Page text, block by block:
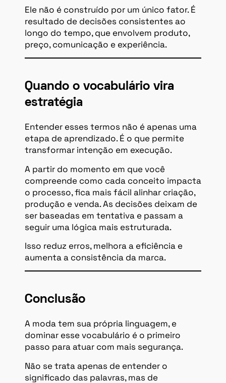
Ele não é construído por um único fator. É
resultado de decisões consistentes ao
longo do tempo, que envolvem produto,
preço, comunicação e experiência.
Quando o vocabulário vira
estratégia
Entender esses termos não é apenas uma
etapa de aprendizado. É o que permite
transformar intenção em execução.
A partir do momento em que você
compreende como cada conceito impacta
o processo, fica mais fácil alinhar criação,
produção e venda. As decisões deixam de
ser baseadas em tentativa e passam a
seguir uma lógica mais estruturada.
Isso reduz erros, melhora a eficiência e
aumenta a consistência da marca.
Conclusão
A moda tem sua própria linguagem, e
dominar esse vocabulário é o primeiro
passo para atuar com mais segurança.
Não se trata apenas de entender o
significado das palavras, mas de